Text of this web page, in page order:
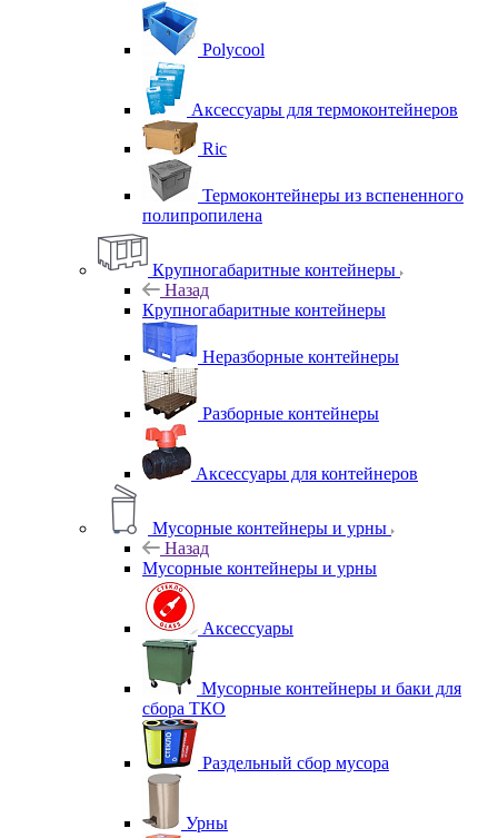
Polycool
Аксессуары для термоконтейнеров
Ric
Термоконтейнеры из вспененного
полипропилена
Крупногабаритные контейнеры
Назад
Крупногабаритные контейнеры
Неразборные контейнеры
Разборные контейнеры
Аксессуары для контейнеров
Мусорные контейнеры и урны
Назад
Мусорные контейнеры и урны
Аксессуары
Мусорные контейнеры и баки для
сбора ТКО
Раздельный сбор мусора
Урны